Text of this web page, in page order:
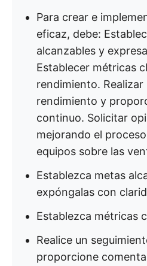
Para crear e
eficaz, debe:
alcanzables y
Establecer métricas
rendimiento.
rendimiento y
continuo. Solicitar
mejorando el
equipos sobre las
Establezca metas
expóngalas con
Establezca métricas
Realice un
proporcione